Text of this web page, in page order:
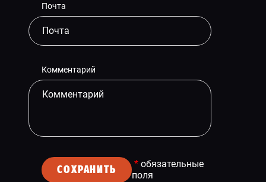
Почта
Комментарий
СОХРАНИТЬ * обязательные
поля